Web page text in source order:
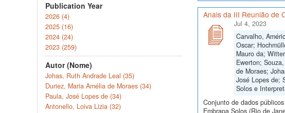
Publication Year
2026 (4)
2025 (16)
2024 (24)
2023 (259)
Autor (Nome)
Johas, Ruth Andrade Leal (35)
Duriez, Maria Amélia de Moraes (34)
Paula, José Lopes de (34)
Antonello, Loiva Lizia (32)
Anais da III Reunião de
Jul 4, 2023
Carvalho,
Oscar;
Mauro da;
Ewerton;
de Moraes;
José Lopes de;
Solos e
Conjunto de dados
Embrapa Solos (Rio de